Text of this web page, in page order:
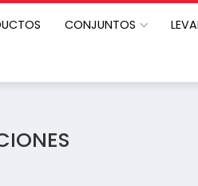
CONJUNTOS